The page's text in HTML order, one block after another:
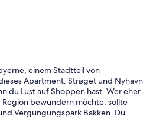
von der U-Bahnstation
9 Minuten zum Flughafen. Das
m vom Apartment entfernt.
zu fragen. Gerne helfen wir Ihnen
Reisebett, ect.)
einem Stadtteil von
Apartment. Strøget und Nyhavn
du Lust auf Shoppen hast. Wer eher
bewundern möchte, sollte
Vergüngungspark Bakken. Du